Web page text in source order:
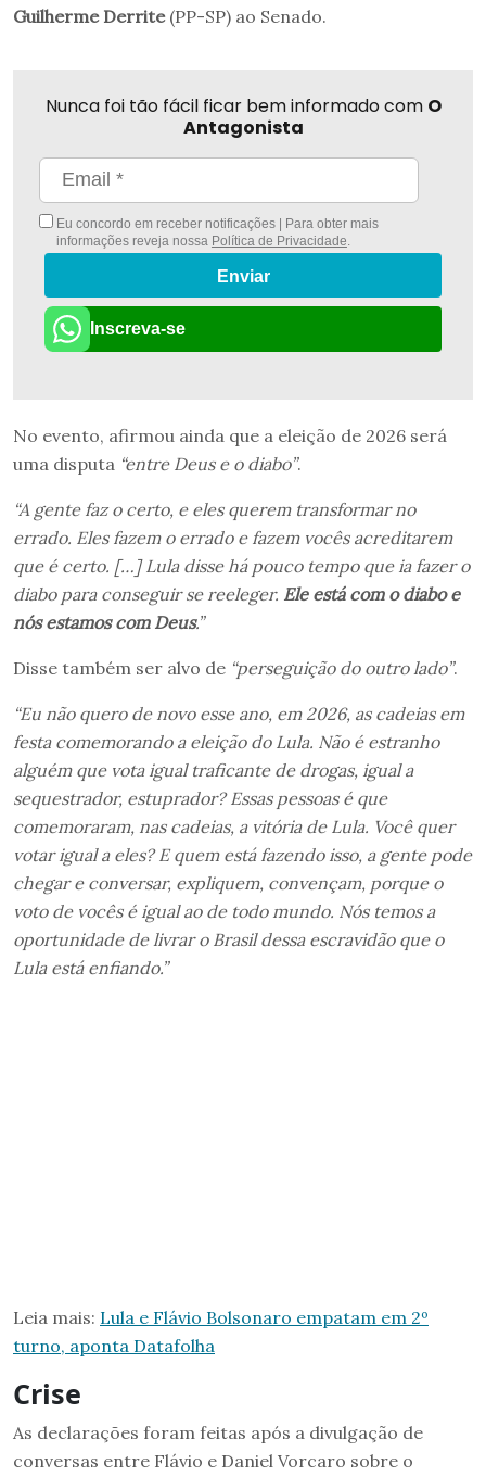
Guilherme Derrite(PP-SP) ao Senado.
Nunca foi tão fácil ficar bem informado com O
Antagonista
Eu concordo em receber notificações | Para obter mais
informações reveja nossa Política de Privacidade.
Enviar
Inscreva-se
No evento, afirmou ainda que a eleição de 2026 será
uma disputa “entre Deus e o diabo”.
“A gente faz o certo, e eles querem transformar no
errado. Eles fazem o errado e fazem vocês acreditarem
que é certo. […] Lula disse há pouco tempo que ia fazer o
diabo para conseguir se reeleger. Ele está com o diabo e
nós estamos com Deus.”
Disse também ser alvo de “perseguição do outro lado”.
“Eu não quero de novo esse ano, em 2026, as cadeias em
festa comemorando a eleição do Lula. Não é estranho
alguém que vota igual traficante de drogas, igual a
sequestrador, estuprador? Essas pessoas é que
comemoraram, nas cadeias, a vitória de Lula. Você quer
votar igual a eles? E quem está fazendo isso, a gente pode
chegar e conversar, expliquem, convençam, porque o
voto de vocês é igual ao de todo mundo. Nós temos a
oportunidade de livrar o Brasil dessa escravidão que o
Lula está enfiando.”
Leia mais: Lula e Flávio Bolsonaro empatam em 2º
turno, aponta Datafolha
Crise
As declarações foram feitas após a divulgação de
conversas entre Flávio e Daniel Vorcaro sobre o